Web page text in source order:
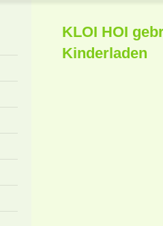
KLOI HOI
Kinderladen